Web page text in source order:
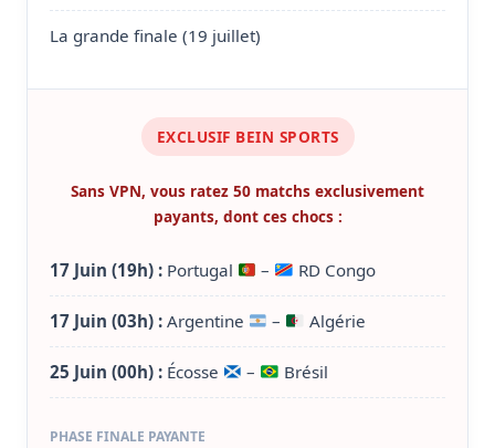
La grande finale (19 juillet)
EXCLUSIF BEIN SPORTS
Sans VPN, vous ratez 50 matchs exclusivement
payants, dont ces chocs :
17 Juin (19h) : Portugal – RD Congo
17 Juin (03h) : Argentine – Algérie
25 Juin (00h) : Écosse – Brésil
PHASE FINALE PAYANTE